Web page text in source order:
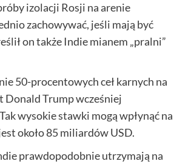
izolacji Rosji na arenie
zachowywać, jeśli mają być
on także Indie mianem „pralni”
50-procentowych ceł karnych na
Donald Trump wcześniej
wysokie stawki mogą wpłynąć na
około 85 miliardów USD.
prawdopodobnie utrzymają na